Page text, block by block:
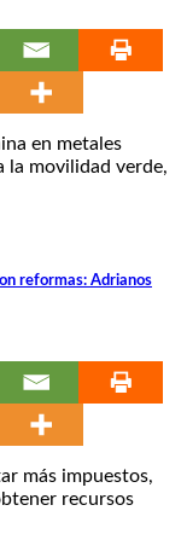
en metales
la movilidad verde,
reformas: Adrianos
más impuestos,
recursos